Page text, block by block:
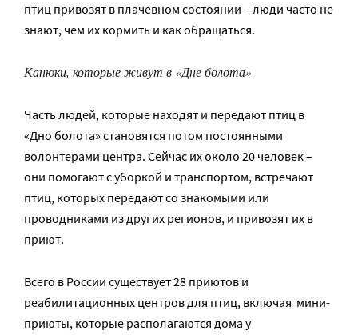
птиц привозят в плачевном состоянии – люди часто не
знают, чем их кормить и как обращаться.
Канюки, которые живут в «Дне болота»
Часть людей, которые находят и передают птиц в
«Дно болота» становятся потом постоянными
волонтерами центра. Сейчас их около 20 человек –
они помогают с уборкой и транспортом, встречают
птиц, которых передают со знакомыми или
проводниками из других регионов, и привозят их в
приют.
Всего в России существует 28 приютов и
реабилитационных центров для птиц, включая мини-
приюты, которые располагаются дома у